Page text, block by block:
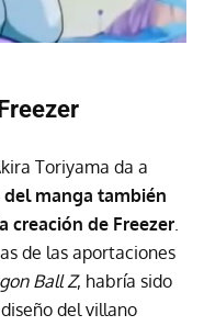
Toriyama da a
manga también
creación de Freezer.
de las aportaciones
Ball Z, habría sido
del villano